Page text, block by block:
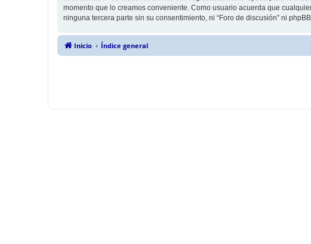
momento que lo creamos conveniente. Como usuario acuerda que
ninguna tercera parte sin su consentimiento, ni “Foro de discusión” ni
Inicio Índice general